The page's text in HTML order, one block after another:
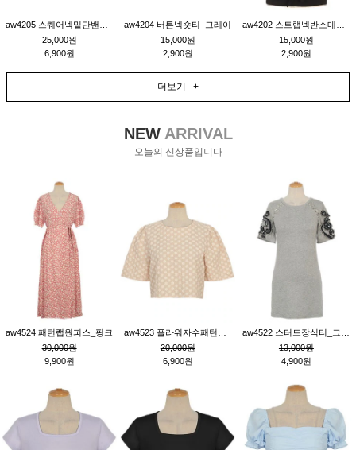
25,000원
6,900원
aw4204 버튼넥숏티_그레이
15,000원
2,900원
15,000원
2,900원
더보기 +
NEWARRIVAL
오늘의 신상품입니다
aw4524 패턴랩원피스_핑크
30,000원
9,900원
20,000원
6,900원
13,000원
4,900원